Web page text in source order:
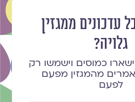
עדכונים ממגזין
גלויה?
כמוסים וישמשו רק
מהמגזין מפעם
לפעם